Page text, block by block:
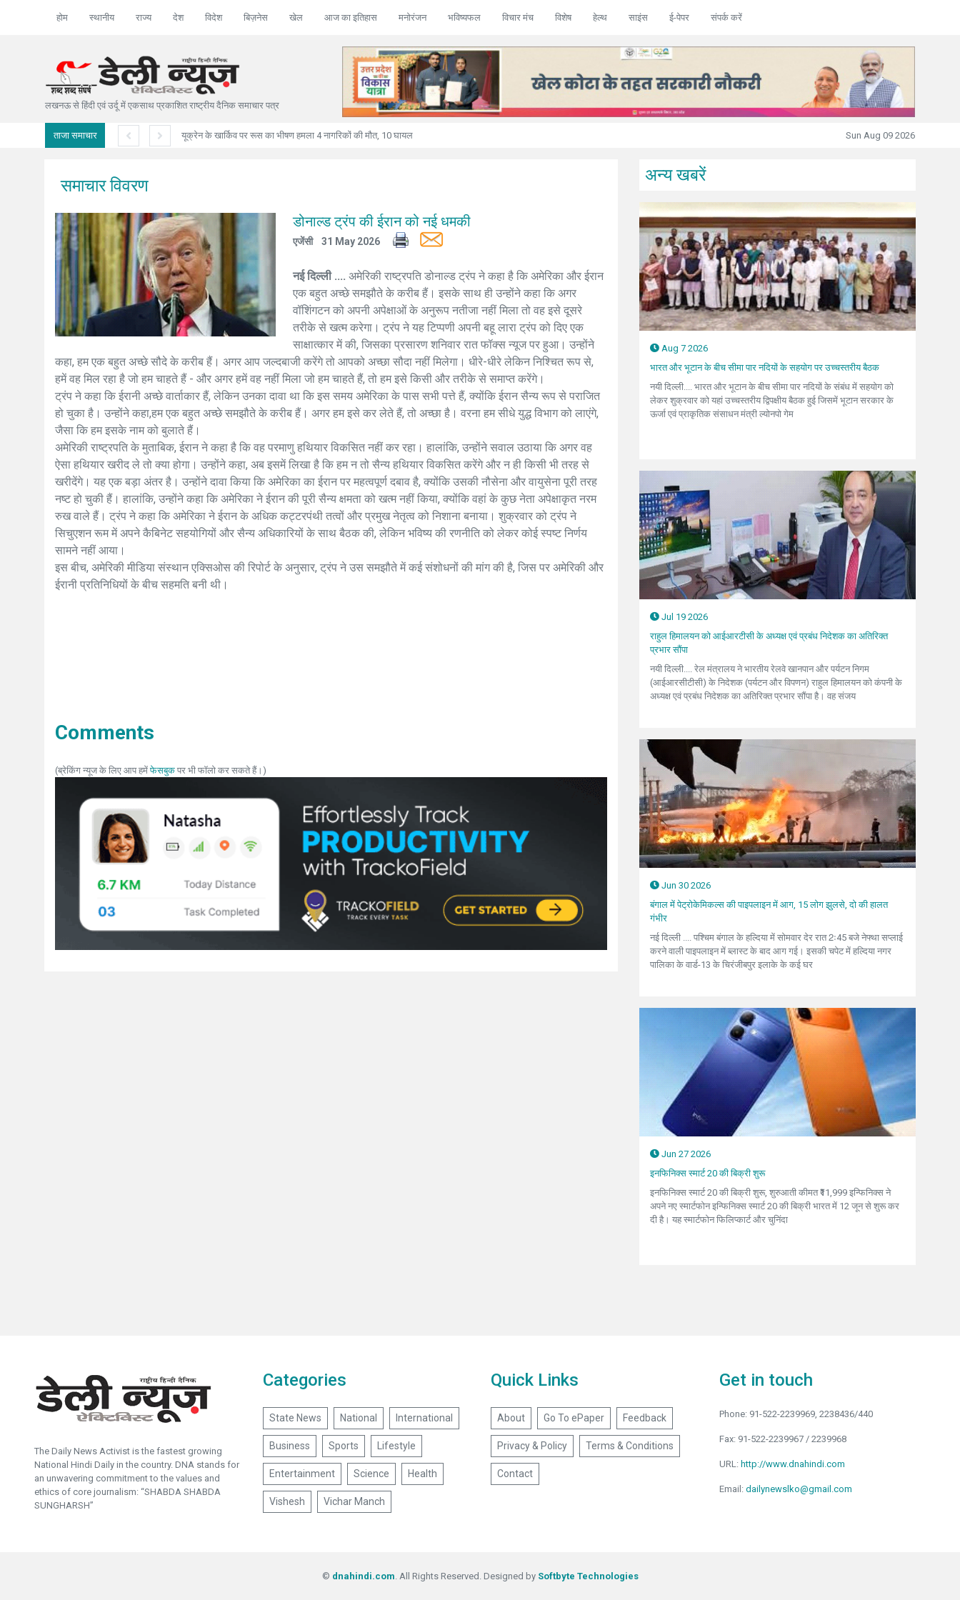
होम स्थानीय राज्य देश विदेश बिज़नेस खेल आज का इतिहास मनोरंजन भविष्यफल विचार मंच विशेष हेल्थ साइंस ई-पेपर संपर्क करें
लखनऊ से हिंदी एवं उर्दू में एकसाथ प्रकाशित राष्ट्रीय दैनिक समाचार पत्र
ताजा समाचार यूक्रेन के खार्किव पर रूस का भीषण हमला 4 नागरिकों की मौत, 10 घायल अमेरिका ने ईरान पर 850 टॉमहॉक मिसाइलें दागीं, अबू धाबी में
Sun Aug 09 2026
समाचार विवरण
डोनाल्ड ट्रंप की ईरान को नई धमकी
एजेंसी 31 May 2026
नई दिल्ली .... अमेरिकी राष्ट्रपति डोनाल्ड ट्रंप ने कहा है कि अमेरिका और ईरान
एक बहुत अच्छे समझौते के करीब हैं। इसके साथ ही उन्होंने कहा कि अगर
वॉशिंगटन को अपनी अपेक्षाओं के अनुरूप नतीजा नहीं मिला तो वह इसे दूसरे
तरीके से खत्म करेगा। ट्रंप ने यह टिप्पणी अपनी बहू लारा ट्रंप को दिए एक
साक्षात्कार में की, जिसका प्रसारण शनिवार रात फॉक्स न्यूज पर हुआ। उन्होंने
कहा, हम एक बहुत अच्छे सौदे के करीब हैं। अगर आप जल्दबाजी करेंगे तो आपको अच्छा सौदा नहीं मिलेगा। धीरे-धीरे लेकिन निश्चित रूप से,
हमें वह मिल रहा है जो हम चाहते हैं - और अगर हमें वह नहीं मिला जो हम चाहते हैं, तो हम इसे किसी और तरीके से समाप्त करेंगे।
ट्रंप ने कहा कि ईरानी अच्छे वार्ताकार हैं, लेकिन उनका दावा था कि इस समय अमेरिका के पास सभी पत्ते हैं, क्योंकि ईरान सैन्य रूप से पराजित
हो चुका है। उन्होंने कहा,हम एक बहुत अच्छे समझौते के करीब हैं। अगर हम इसे कर लेते हैं, तो अच्छा है। वरना हम सीधे युद्ध विभाग को लाएंगे,
जैसा कि हम इसके नाम को बुलाते हैं।
अमेरिकी राष्ट्रपति के मुताबिक, ईरान ने कहा है कि वह परमाणु हथियार विकसित नहीं कर रहा। हालांकि, उन्होंने सवाल उठाया कि अगर वह
ऐसा हथियार खरीद ले तो क्या होगा। उन्होंने कहा, अब इसमें लिखा है कि हम न तो सैन्य हथियार विकसित करेंगे और न ही किसी भी तरह से
खरीदेंगे। यह एक बड़ा अंतर है। उन्होंने दावा किया कि अमेरिका का ईरान पर महत्वपूर्ण दबाव है, क्योंकि उसकी नौसेना और वायुसेना पूरी तरह
नष्ट हो चुकी हैं। हालांकि, उन्होंने कहा कि अमेरिका ने ईरान की पूरी सैन्य क्षमता को खत्म नहीं किया, क्योंकि वहां के कुछ नेता अपेक्षाकृत नरम
रुख वाले हैं। ट्रंप ने कहा कि अमेरिका ने ईरान के अधिक कट्टरपंथी तत्वों और प्रमुख नेतृत्व को निशाना बनाया। शुक्रवार को ट्रंप ने
सिचुएशन रूम में अपने कैबिनेट सहयोगियों और सैन्य अधिकारियों के साथ बैठक की, लेकिन भविष्य की रणनीति को लेकर कोई स्पष्ट निर्णय
सामने नहीं आया।
इस बीच, अमेरिकी मीडिया संस्थान एक्सिओस की रिपोर्ट के अनुसार, ट्रंप ने उस समझौते में कई संशोधनों की मांग की है, जिस पर अमेरिकी और
ईरानी प्रतिनिधियों के बीच सहमति बनी थी।
Comments
(ब्रेकिंग न्यूज के लिए आप हमेंफेसबुक पर भी फॉलो कर सकते हैं।)
अन्य खबरें
Aug 7 2026
भारत और भूटान के बीच सीमा पार नदियों के सहयोग पर उच्चस्तरीय बैठक
नयी दिल्ली.... भारत और भूटान के बीच सीमा पार नदियों के संबंध में सहयोग को
लेकर शुक्रवार को यहां उच्चस्तरीय द्विपक्षीय बैठक हुई जिसमें भूटान सरकार के
ऊर्जा एवं प्राकृतिक संसाधन मंत्री ल्योनपो गेम
Jul 19 2026
राहुल हिमालयन को आईआरटीसी के अध्यक्ष एवं प्रबंध निदेशक का अतिरिक्त
प्रभार सौंपा
नयी दिल्ली.... रेल मंत्रालय ने भारतीय रेलवे खानपान और पर्यटन निगम
(आईआरसीटीसी) के निदेशक (पर्यटन और विपणन) राहुल हिमालयन को कंपनी के
अध्यक्ष एवं प्रबंध निदेशक का अतिरिक्त प्रभार सौंपा है। वह संजय
Jun 30 2026
बंगाल में पेट्रोकेमिकल्स की पाइपलाइन में आग, 15 लोग झुलसे, दो की हालत
गंभीर
नई दिल्ली .... पश्चिम बंगाल के हल्दिया में सोमवार देर रात 2ः45 बजे नेफ्था सप्लाई
करने वाली पाइपलाइन में ब्लास्ट के बाद आग गई। इसकी चपेट में हल्दिया नगर
पालिका के वार्ड-13 के चिरंजीबपुर इलाके के कई घर
Jun 27 2026
इनफिनिक्स स्मार्ट 20 की बिक्री शुरू
इनफिनिक्स स्मार्ट 20 की बिक्री शुरू, शुरुआती कीमत ₹11,999 इन्फिनिक्स ने
अपने नए स्मार्टफोन इन्फिनिक्स स्मार्ट 20 की बिक्री भारत में 12 जून से शुरू कर
दी है। यह स्मार्टफोन फिलिप्कार्ट और चुनिंदा
The Daily News Activist is the fastest growing
National Hindi Daily in the country. DNA stands for
an unwavering commitment to the values and
ethics of core journalism: “SHABDA SHABDA
SUNGHARSH”
Categories
State News National International
Business Sports Lifestyle
Entertainment Science Health
Vishesh Vichar Manch
Quick Links
About Go To ePaper Feedback
Privacy & Policy Terms & Conditions
Contact
Get in touch
Phone: 91-522-2239969, 2238436/440
Fax: 91-522-2239967 / 2239968
URL: http://www.dnahindi.com
Email: dailynewslko@gmail.com
© dnahindi.com. All Rights Reserved. Designed by Softbyte Technologies